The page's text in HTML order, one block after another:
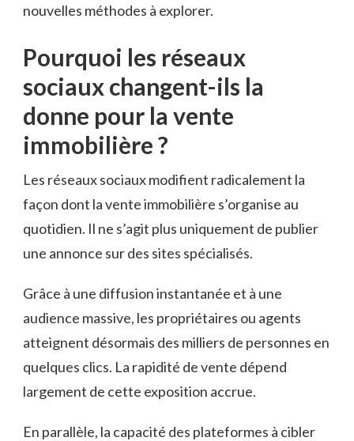
nouvelles méthodes à explorer.
Pourquoi les réseaux
sociaux changent-ils la
donne pour la vente
immobilière ?
Les réseaux sociaux modifient radicalement la
façon dont la vente immobilière s’organise au
quotidien. Il ne s’agit plus uniquement de publier
une annonce sur des sites spécialisés.
Grâce à une diffusion instantanée et à une
audience massive, les propriétaires ou agents
atteignent désormais des milliers de personnes en
quelques clics. La rapidité de vente dépend
largement de cette exposition accrue.
En parallèle, la capacité des plateformes à cibler